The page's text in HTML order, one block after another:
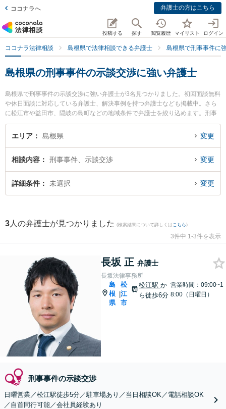
ココナラへ 弁護士の方はこちら
投稿する 探す 閲覧履歴 マイリスト ログイン
ココナラ法律相談 島根県で法律相談できる弁護士 島根県で刑事事件に
島根県の刑事事件の示談交渉に強い弁護士
島根県で刑事事件の示談交渉に強い弁護士が3名見つかりました。初回面談無料
や休日面談に対応している弁護士、解決事例を持つ弁護士なども掲載中。さら
に松江市や益田市、隠岐の島町などの地域条件で弁護士を絞り込めます。刑事
事件に関係する加害者側や少年事件、再犯・前科あり等の細かな分野での絞り
込み検索もでき便利です。特に長坂法律事務所の長坂 正弁護士や松村法律事務
夜間に発生した刑事事件の示談交渉のトラブルを今すぐに弁護士に相談した
い』『刑事事件の示談交渉のトラブル解決の実績豊富な近くの弁護士を検索し
たい』『初回相談無料で刑事事件の示談交渉を法律相談できる島根県内の弁護
エリア 島根県 変更
相談内容 刑事事件、示談交渉 変更
詳細条件 未選択 変更
3 人の弁護士が見つかりました (検索結果について詳しくは こちら)
3件中 1-3件を表示
長坂 正 弁護士
長坂法律事務所
島
根
県
|
松
江
市
松江駅 か
ら徒歩6分
営業時間：09:00~1
8:00（日曜日）
刑事事件の示談交渉
日曜営業／松江駅徒歩5分／駐車場あり／当日相談OK／電話相談OK
／自首同行可能／会社員経験あり